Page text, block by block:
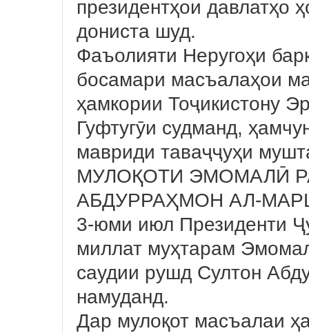
президентҳои давлатҳо
дониста шуд.
Фаъолияти Неругоҳи
босамари масъалаҳои
ҳамкории Тоҷикистону
Гуфтугӯи судманд,
мавриди таваҷҷуҳи
МУЛОҚОТИ ЭМОМАЛӢ
АБДУРРАҲМОН АЛ-
3-юми июл Президенти
миллат муҳтарам
саудии рушд Султон
намуданд.
Дар мулоқот масъалаи